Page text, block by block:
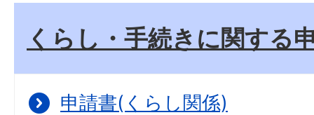
くらし・手続きに関する
申請書(くらし関係)